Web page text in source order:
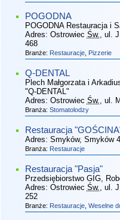
POGODNA
POGODNA Restauracja i
Adres: Ostrowiec Św. , ul.
468
Branże: Restauracje, Pizzerie
Q-DENTAL
Plech Małgorzata i
"Q-DENTAL"
Adres: Ostrowiec Św. , ul.
Branża: Stomatolodzy
Restauracja
Adres: Smyków, Smyków 4
Branża: Restauracje
Restauracja "Pasja"
Przedsiębiorstwo GIG,
Adres: Ostrowiec Św. , ul.
252
Branże: Restauracje, Weselne